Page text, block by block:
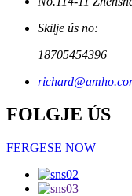
Skilje ús no:
18705454396
FOLGJE ÚS
FERGESE NOW